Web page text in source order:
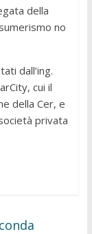
della
no
dall’ing.
cui il
della Cer, e
privata